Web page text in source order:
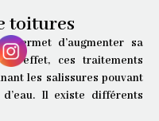
toitures
permet d’augmenter sa
effet, ces traitements
les salissures pouvant
Il existe différents